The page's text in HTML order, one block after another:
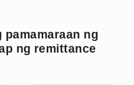
pamamaraan ng
ng remittance